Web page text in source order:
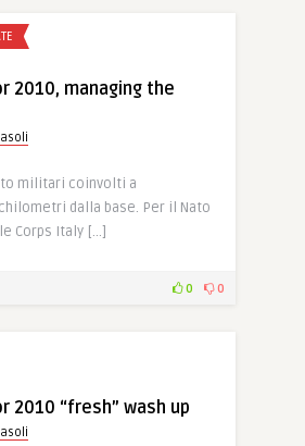
2010, managing the
militari coinvolti a
dalla base. Per il Nato
Corps Italy […]
0 0
2010 “fresh” wash up